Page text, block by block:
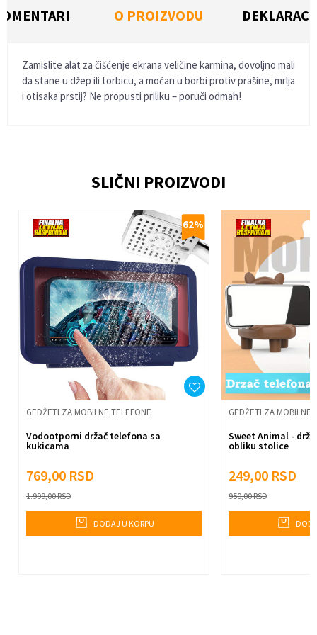
O PROIZVODU
Zamislite alat za čišćenje ekrana veličine karmina, dovoljno mali
da stane u džep ili torbicu, a moćan u borbi protiv prašine, mrlja
i otisaka prstij? Ne propusti priliku – poruči odmah!
Poruka
Anti-spam zaštita - izračunajte koliko je 4 + 1 :
Pošalji
SLIČNI PROIZVODI
62%
GEDŽETI ZA MOBILNE TELEFONE
Vodootporni držač telefona sa
kukicama
769,00 RSD
1.999,00RSD
DODAJ U KORPU
GEDŽETI ZA MOBILNE
Sweet Animal -
obliku stolice
249,00 RSD
950,00RSD